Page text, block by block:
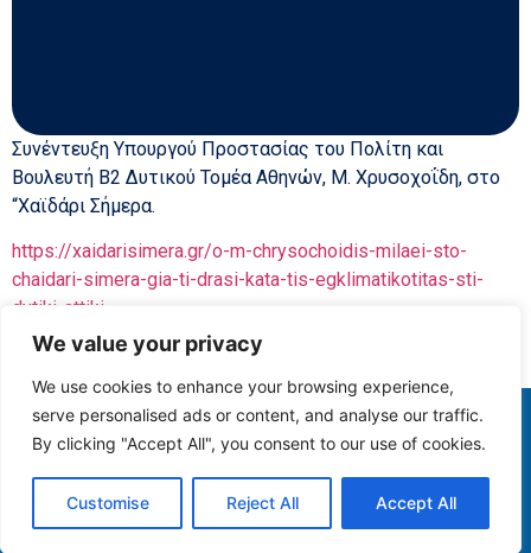
We value your privacy
We use cookies to enhance your browsing experience,
serve personalised ads or content, and analyse our traffic.
By clicking "Accept All", you consent to our use of cookies.
Customise Reject All Accept All
Συνέντευξη Υπουργού Προστασίας του Πολίτη και
Βουλευτή Β2 Δυτικού Τομέα Αθηνών, Μ. Χρυσοχοΐδη, στο
“Χαϊδάρι Σήμερα.
https://xaidarisimera.gr/o-m-chrysochoidis-milaei-sto-
chaidari-simera-gia-ti-drasi-kata-tis-egklimatikotitas-sti-
dytiki-attiki
COPYRIGHT © 2025
CHRISOCHOIDIS
ALL RIGHTS RESERVED